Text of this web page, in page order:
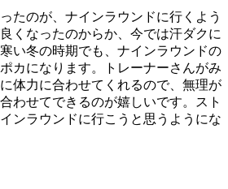
たのが、ナインラウンドに行くよう
くなったのからか、今では汗ダクに
い冬の時期でも、ナインラウンドの
カになります。トレーナーさんがみ
体力に合わせてくれるので、無理が
わせてできるのが嬉しいです。スト
ンラウンドに行こうと思うようにな